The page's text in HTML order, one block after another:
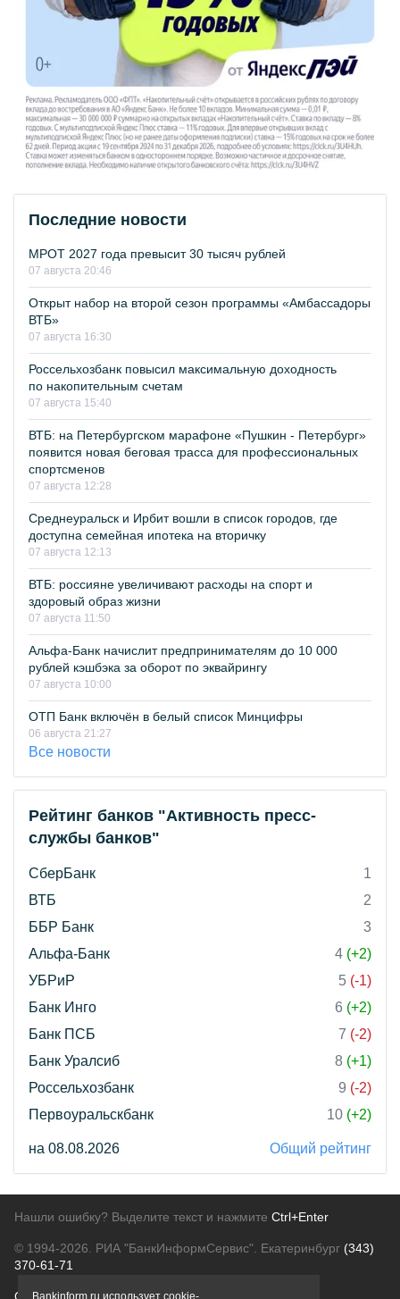
Последние новости
МРОТ 2027 года превысит 30 тысяч рублей
07 августа 20:46
Открыт набор на второй сезон программы «Амбассадоры
ВТБ»
07 августа 16:30
Россельхозбанк повысил максимальную доходность
по накопительным счетам
07 августа 15:40
ВТБ: на Петербургском марафоне «Пушкин - Петербург»
появится новая беговая трасса для профессиональных
спортсменов
07 августа 12:28
Среднеуральск и Ирбит вошли в список городов, где
доступна семейная ипотека на вторичку
07 августа 12:13
ВТБ: россияне увеличивают расходы на спорт и
здоровый образ жизни
07 августа 11:50
Альфа-Банк начислит предпринимателям до 10 000
рублей кэшбэка за оборот по эквайрингу
07 августа 10:00
ОТП Банк включён в белый список Минцифры
06 августа 21:27
Все новости
Рейтинг банков "Активность пресс-
службы банков"
СберБанк
1
ВТБ
2
ББР Банк
3
Альфа-Банк
4 (+2)
УБРиР
5 (-1)
Банк Инго
6 (+2)
Банк ПСБ
7 (-2)
Банк Уралсиб
8 (+1)
Россельхозбанк
9 (-2)
Первоуральскбанк
10 (+2)
на 08.08.2026 Общий рейтинг
Нашли ошибку? Выделите текст и нажмите Ctrl+Enter
© 1994-2026. РИА "БанкИнформСервис". Екатеринбург (343)
370-61-71
Bankinform.ru использует cookie-